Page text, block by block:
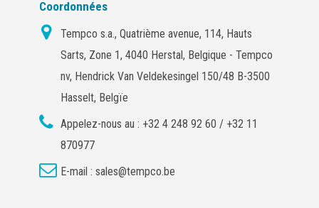
Coordonnées
Tempco s.a., Quatrième avenue, 114, Hauts
Sarts, Zone 1, 4040 Herstal, Belgique - Tempco
nv, Hendrick Van Veldekesingel 150/48 B-3500
Hasselt, Belgïe
Appelez-nous au : +32 4 248 92 60 / +32 11
870977
E-mail : sales@tempco.be